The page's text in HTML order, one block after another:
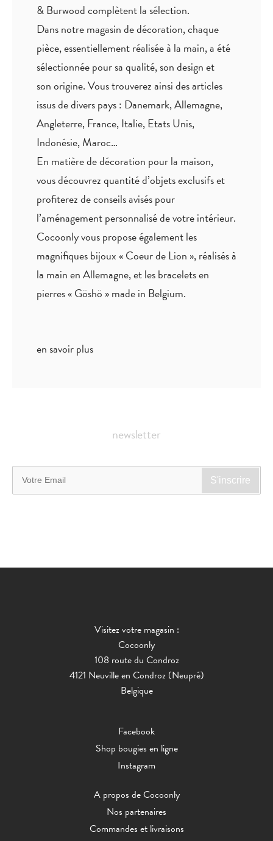
& Burwood complètent la sélection.
Dans notre magasin de décoration, chaque
pièce,essentiellement réalisée à la main, a été
sélectionnée pour sa qualité, son design et
son origine. Vous trouverez ainsi des articles
issus de divers pays : Danemark, Allemagne,
Angleterre, France, Italie, Etats Unis,
Indonésie, Maroc…
En matière de décoration pour la maison,
vous découvrez quantitéd’objets exclusifset
profiterez deconseils aviséspour
l’aménagement personnalisé de votre intérieur.
Cocoonly vous propose également les
magnifiques bijoux « Coeur de Lion », réalisés à
la main en Allemagne, et les bracelets en
pierres « Göshö » made in Belgium.
en savoir plus
newsletter
Visitez votre magasin :
Cocoonly
108 route du Condroz
4121 Neuville en Condroz (Neupré)
Belgique
Facebook
Shop bougies en ligne
Instagram
A propos de Cocoonly
Nos partenaires
Commandes et livraisons